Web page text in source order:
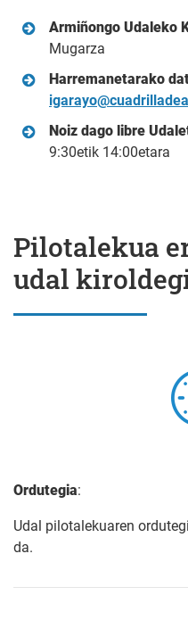
Armiñongo Udaleko
Mugarza
Harremanetarako
Noiz dago libre
9:30etik 14:00etara
Pilotalekua
udal
Ordutegia:
Udal pilotalekuaren
da.